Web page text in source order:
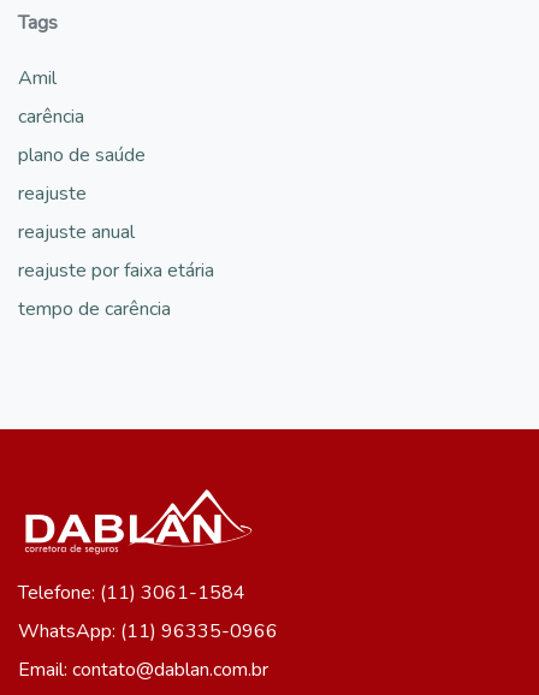
Tags
Amil
carência
plano de saúde
reajuste
reajuste anual
reajuste por faixa etária
tempo de carência
Telefone: (11) 3061-1584
WhatsApp: (11) 96335-0966
Email: contato@dablan.com.br